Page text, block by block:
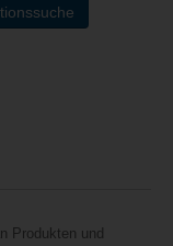
Produkten und